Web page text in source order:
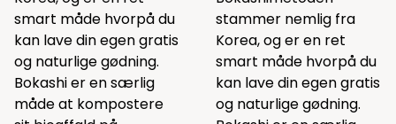
smart måde hvorpå du
kan lave din egen gratis
og naturlige gødning.
Bokashi er en særlig
måde at kompostere
stammer nemlig fra
Korea, og er en ret
smart måde hvorpå du
kan lave din egen gratis
og naturlige gødning.